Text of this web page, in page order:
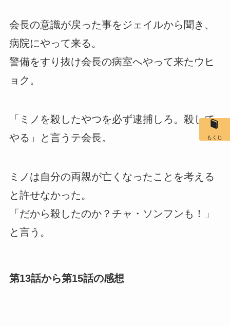
会長の意識が戻った事をジェイルから聞き、
病院にやって来る。
警備をすり抜け会長の病室へやって来たウヒ
ョク。
「ミノを殺したやつを必ず逮捕しろ。殺して
やる」と言うテ会長。
ミノは自分の両親が亡くなったことを考える
と許せなかった。
「だから殺したのか？チャ・ソンフンも！」
と言う。
第13話から第15話の感想
もくじ